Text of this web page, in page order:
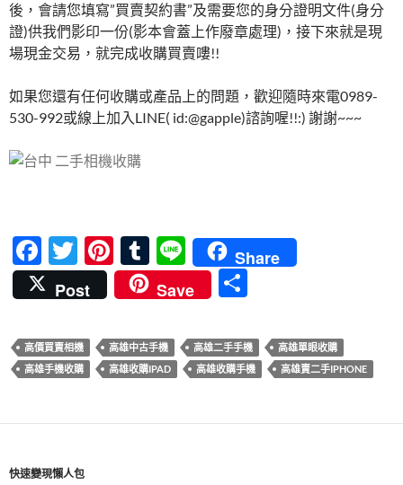
後，會請您填寫”買賣契約書”及需要您的身分證明文件(身分
證)供我們影印一份(影本會蓋上作廢章處理)，接下來就是現
場現金交易，就完成收購買賣嘍!!
如果您還有任何收購或產品上的問題，歡迎隨時來電0989-
530-992或線上加入LINE( id:@gapple)諮詢喔!!:) 謝謝~~~
F
ac
e
b
o
k
T
w
itt
er
Pi
nt
er
es
t
T
u
m
bl
r
Li
n
e
Share
Post
Save
高價買賣相機 高雄中古手機 高雄二手手機
高雄單眼收購
高雄手機收購
高雄收購IPAD 高雄收購手機 高雄賣二手IPHONE
快速變現懶人包